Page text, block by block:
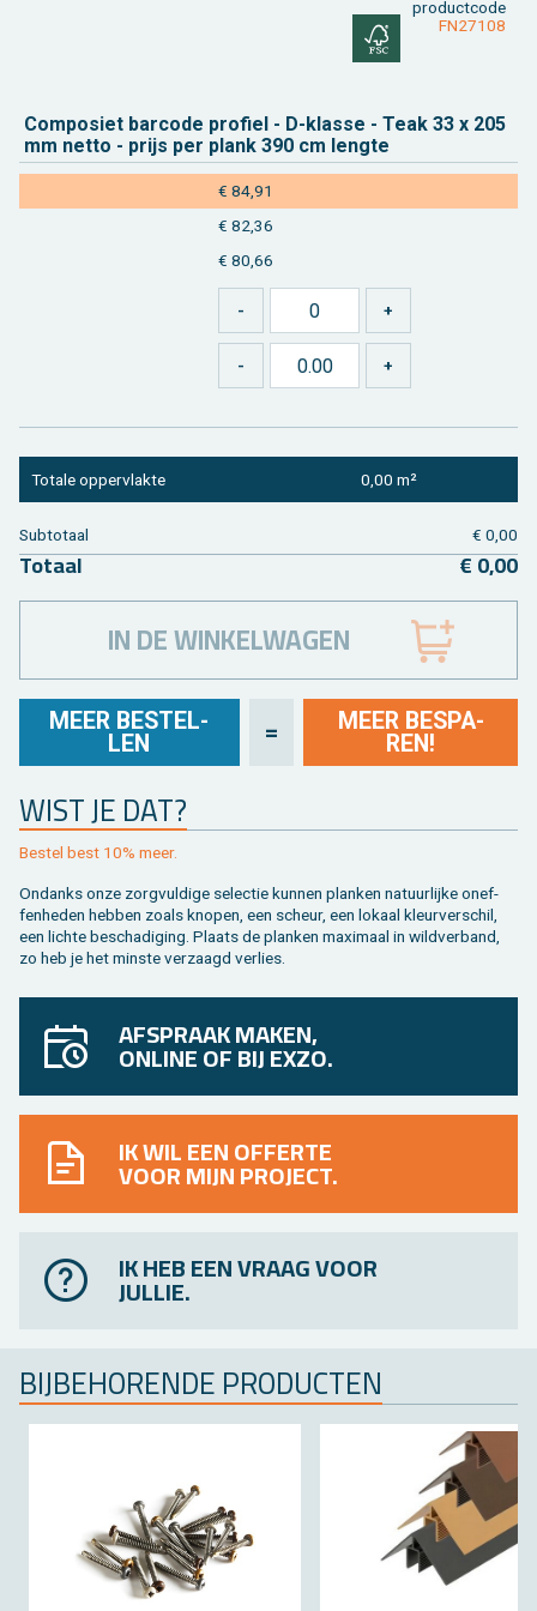
product­code
FN27108
Com­po­siet bar­co­de pro­fiel - D-klas­se - Teak 33 x 205
mm netto - prijs per plank 390 cm leng­te
€ 84,91
€ 82,36
€ 80,66
MEER BE­STEL­
LEN
=
MEER BE­SPA­
REN!
WIST JE DAT?
Be­stel best 10% meer.
On­danks onze zorg­vul­di­ge se­lec­tie kun­nen plan­ken na­tuur­lij­ke on­ef­
fen­he­den heb­ben zoals kno­pen, een scheur, een lo­kaal kleur­ver­schil,
een lich­te be­scha­di­ging. Plaats de plan­ken maxi­maal in wild­ver­band,
zo heb je het min­ste ver­zaagd ver­lies.
To­ta­le op­per­vlak­te 0,00 m²
Sub­to­taal € 0,00
To­taal € 0,00
IN DE WINKELWAGEN
AFSPRAAK MAKEN,
ONLINE OF BIJ EXZO.
IK WIL EEN OFFERTE
VOOR MIJN PROJECT.
IK HEB EEN VRAAG VOOR
JULLIE.
BIJ­BE­HO­REN­DE PRO­DUC­TEN